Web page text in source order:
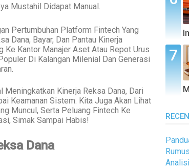
Mustahil Didapat Manual.
Pertumbuhan Platform Fintech Yang
Dana, Bayar, Dan Pantau Kinerja
Ke Kantor Manajer Aset Atau Repot Urus
Di Kalangan Milenial Dan Generasi
Kinerja Reksa Dana, Dari
Keamanan Sistem. Kita Juga Akan Lihat
Muncul, Serta Peluang Fintech Ke
Simak Sampai Habis!
Dana